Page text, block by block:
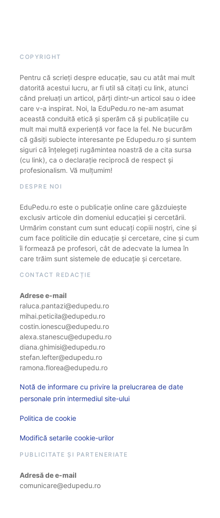
COPYRIGHT
Pentru că scrieți despre educație, sau cu atât mai mult
datorită acestui lucru, ar fi util să citați cu link, atunci
când preluați un articol, părți dintr-un articol sau o idee
care v-a inspirat. Noi, la EduPedu.ro ne-am asumat
această conduită etică și sperăm că și publicațiile cu
mult mai multă experiență vor face la fel. Ne bucurăm
că găsiți subiecte interesante pe Edupedu.ro și suntem
siguri că înțelegeți rugămintea noastră de a cita sursa
(cu link), ca o declarație reciprocă de respect și
profesionalism. Vă mulțumim!
DESPRE NOI
EduPedu.ro este o publicație online care găzduiește
exclusiv articole din domeniul educației și cercetării.
Urmărim constant cum sunt educați copiii noștri, cine și
cum face politicile din educație și cercetare, cine și cum
îi formează pe profesori, cât de adecvate la lumea în
care trăim sunt sistemele de educație și cercetare.
CONTACT REDACȚIE
Adrese e-mail
raluca.pantazi@edupedu.ro
mihai.peticila@edupedu.ro
costin.ionescu@edupedu.ro
alexa.stanescu@edupedu.ro
diana.ghimisi@edupedu.ro
stefan.lefter@edupedu.ro
ramona.florea@edupedu.ro
Notă de informare cu privire la prelucrarea de date
personale prin intermediul site-ului
Politica de cookie
Modifică setarile cookie-urilor
PUBLICITATE ȘI PARTENERIATE
Adresă de e-mail
comunicare@edupedu.ro